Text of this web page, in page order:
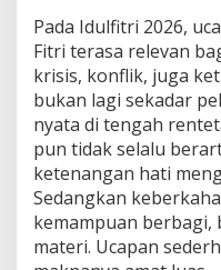
Pada Idulfitri 2026,
Fitri terasa relevan
krisis, konflik, juga
bukan lagi sekadar
nyata di tengah
pun tidak selalu
ketenangan hati
Sedangkan
kemampuan berbagi,
materi. Ucapan